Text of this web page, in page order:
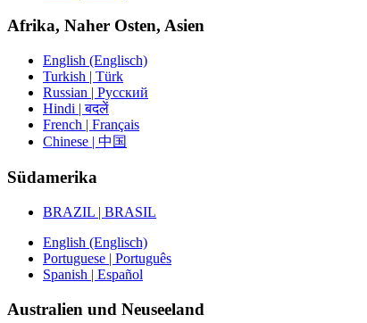
Afrika, Naher Osten, Asien
English (Englisch)
Turkish | Türk
Russian | Русский
Hindi | बदलें
French | Français
Chinese | 中国
Südamerika
BRAZIL | BRASIL
English (Englisch)
Portuguese | Português
Spanish | Español
Australien und Neuseeland